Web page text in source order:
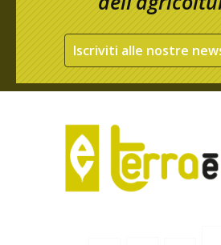
Iscriviti alle nostre